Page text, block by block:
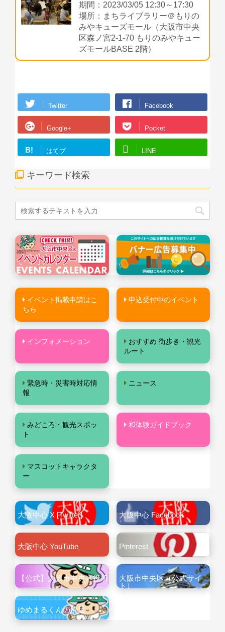
期間：2023/03/05 12:30～17:30
場所：まちライブラリー＠もりの
みやキューズモール（大阪市中央
区森ノ宮2-1-70 もりのみやキュー
ズモールBASE 2階）
Twitter Facebook
Google+ Pocket
B! はてブ LINE
キーワード検索
イベント掲載申請はこ
ちら
申込受付中のイベント
インフォメーション
おすすめ 街歩き・観光
ルート
緊急時・災害時対応情
報
ニュース
みどころ・観光スポッ
ト
和体験ガイドブック
マスコットキャラクタ
ー
大阪中心 X [Twitter] 大阪中心 Facebook
大阪中心 YouTube Pinterest
【公式】大阪市中央区役所
大阪市中央区（公式サイ
ト）
ゆめまるくんの部屋